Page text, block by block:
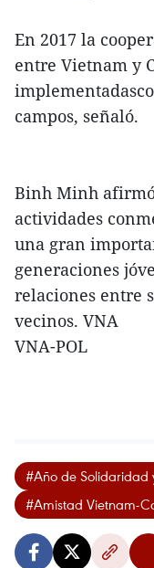
En 2017 la
entre Vietnam y
campos, señaló.
Binh Minh
actividades
una gran
generaciones
relaciones entre
vecinos. VNA
VNA-POL
#Año de Solidaridad
#Amistad Vietnam-